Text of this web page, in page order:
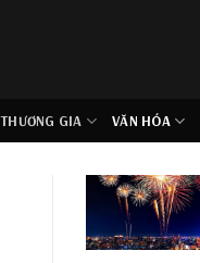
GIA VĂN HÓA